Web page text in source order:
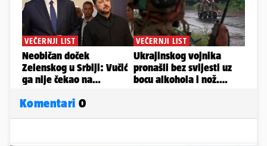
Komentari 0